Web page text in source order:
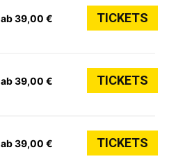
ab 39,00 € TICKETS
ab 39,00 € TICKETS
ab 39,00 € TICKETS